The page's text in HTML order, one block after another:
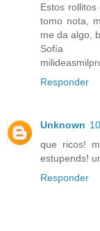
Estos
tomo nota,
me da algo,
Sofía
Responder
Unknown
que ricos!
estupends!
Responder